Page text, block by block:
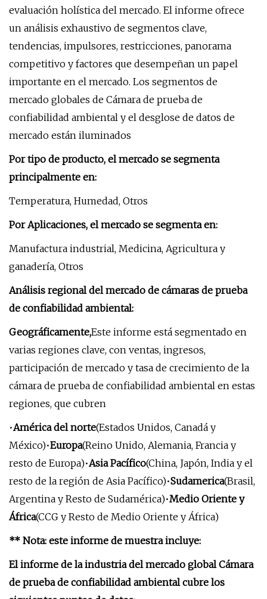
evaluación holística del mercado. El informe ofrece
un análisis exhaustivo de segmentos clave,
tendencias, impulsores, restricciones, panorama
competitivo y factores que desempeñan un papel
importante en el mercado. Los segmentos de
mercado globales de Cámara de prueba de
confiabilidad ambiental y el desglose de datos de
mercado están iluminados
Por tipo de producto, el mercado se segmenta
principalmente en:
Temperatura, Humedad, Otros
Por Aplicaciones, el mercado se segmenta en:
Manufactura industrial, Medicina, Agricultura y
ganadería, Otros
Análisis regional del mercado de cámaras de prueba
de confiabilidad ambiental:
Geográficamente,Este informe está segmentado en
varias regiones clave, con ventas, ingresos,
participación de mercado y tasa de crecimiento de la
cámara de prueba de confiabilidad ambiental en estas
regiones, que cubren
•América del norte(Estados Unidos, Canadá y
México)•Europa(Reino Unido, Alemania, Francia y
resto de Europa)•Asia Pacífico(China, Japón, India y el
resto de la región de Asia Pacífico)•Sudamerica(Brasil,
Argentina y Resto de Sudamérica)•Medio Oriente y
África(CCG y Resto de Medio Oriente y África)
** Nota: este informe de muestra incluye:
El informe de la industria del mercado global Cámara
de prueba de confiabilidad ambiental cubre los